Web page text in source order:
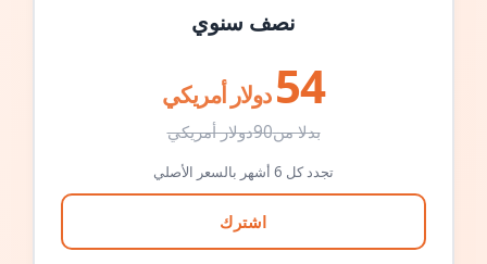
نصف سنوي
54 دولار أمريكي
بدلا من90دولار أمريكي
تجدد كل 6 أشهر بالسعر الأصلي
اشترك